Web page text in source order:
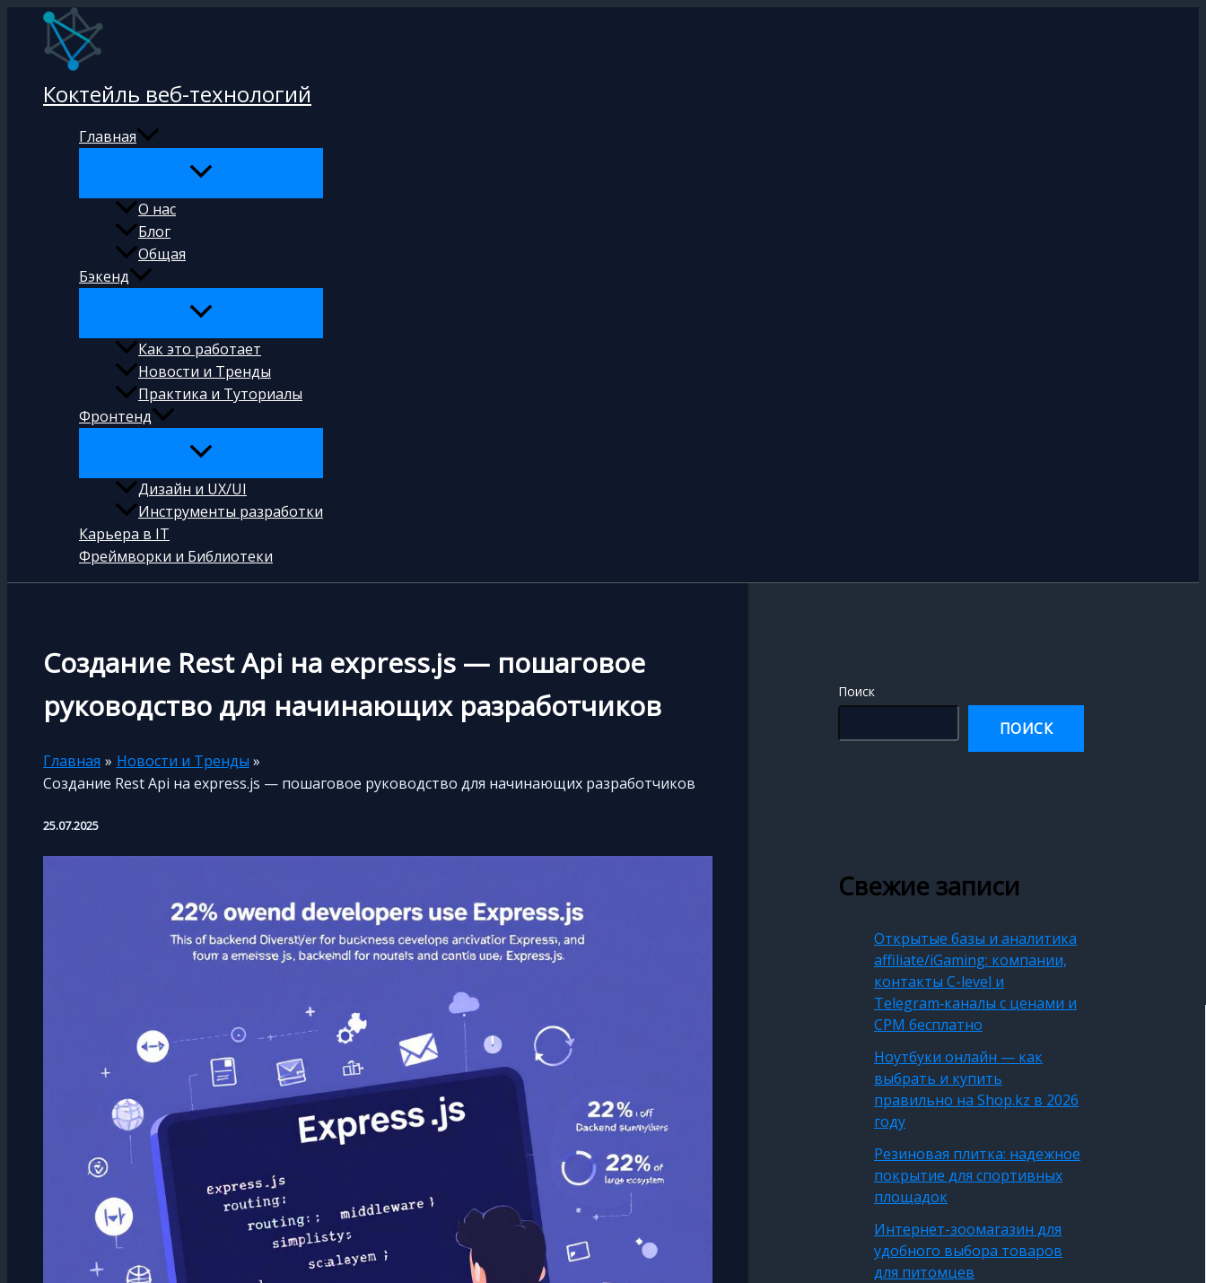
Перейти
содержимому
Коктейль веб-технологий
Главная
О нас
Блог
Общая
Бэкенд
Как это работает
Новости и Тренды
Практика и Туториалы
Фронтенд
Дизайн и UX/UI
Инструменты разработки
Карьера в IT
Фреймворки и Библиотеки
Создание Rest Api на express.js — пошаговое
руководство для начинающих разработчиков
Главная
Новости и Тренды
Создание Rest Api на express.js — пошаговое руководство для начинающих разработчиков
25.07.2025
Поиск
ПОИСК
Свежие записи
Открытые базы и аналитика
affiliate/iGaming: компании,
контакты C-level и
Telegram‑каналы с ценами и
CPM бесплатно
Ноутбуки онлайн — как
выбрать и купить
правильно на Shop.kz в 2026
году
Резиновая плитка: надежное
покрытие для спортивных
площадок
Интернет-зоомагазин для
удобного выбора товаров
для питомцев